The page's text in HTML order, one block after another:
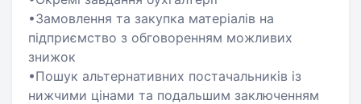
•Замовлення та закупка матеріалів на
підприємство з обговоренням можливих
знижок
•Пошук альтернативних постачальників із
нижчими цінами та подальшим заключенням